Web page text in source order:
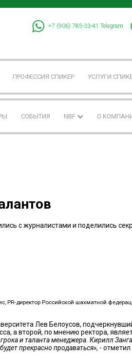
+7 (906) 785-33-41 Telegram
ПРОФЕССИЯ СПИКЕР УСЛУГИ
СОБЫТИЯ NBF О
с журналистами и поделились
PR-директор Российской шахматной
Лев Белоусов,
а второй, по мнению ректора,
и таланта менеджера. Кирилл
прекрасно продаваться», -